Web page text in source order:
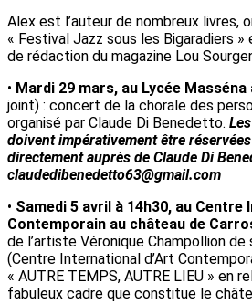
Alex est l’auteur de nombreux livres,
« Festival Jazz sous les Bigaradiers »
de rédaction du magazine Lou
• Mardi 29 mars, au Lycée Masséna
joint) : concert de la chorale des
organisé par Claude Di Benedetto.
doivent impérativement être
directement auprès de Claude Di
claudedibenedetto63@gmail.com
• Samedi 5 avril à 14h30, au
Contemporain au château de
de l’artiste Véronique Champollion de
(Centre International d’Art
« AUTRE TEMPS, AUTRE LIEU » en
fabuleux cadre que constitue le